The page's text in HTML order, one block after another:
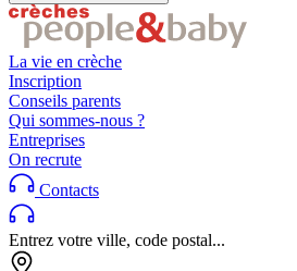
La vie en crèche
Inscription
Conseils parents
Qui sommes-nous ?
Entreprises
On recrute
Contacts
Entrez votre ville, code postal...